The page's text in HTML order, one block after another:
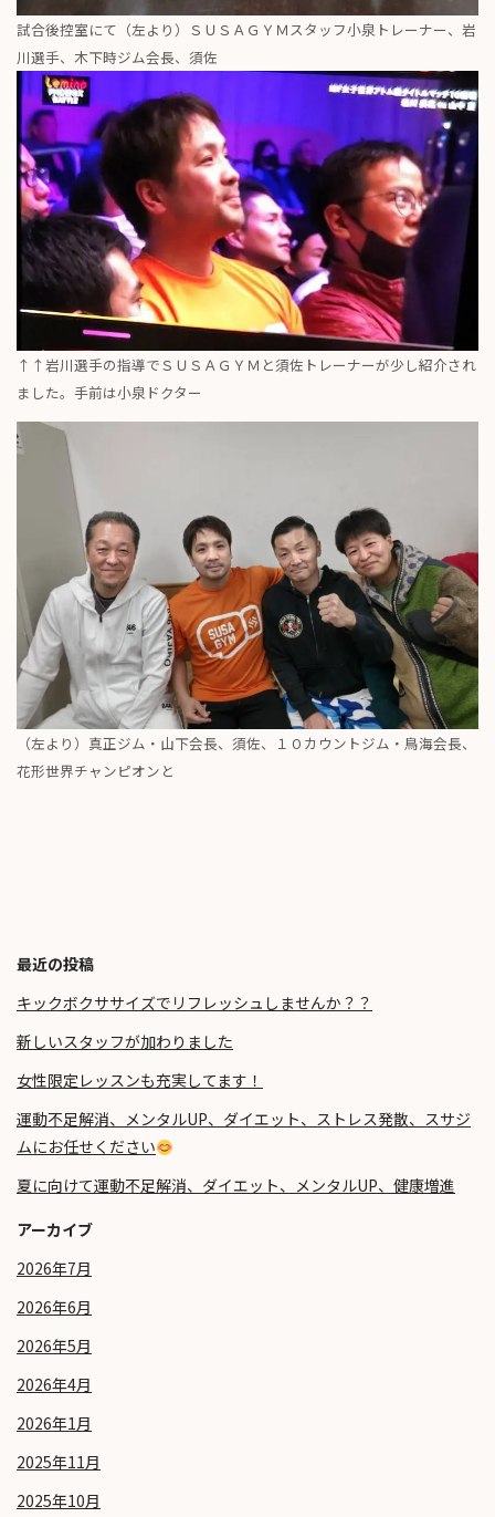
試合後控室にて（左より）ＳＵＳＡＧＹＭスタッフ小泉トレーナー、岩
川選手、木下時ジム会長、須佐
↑↑岩川選手の指導でＳＵＳＡＧＹＭと須佐トレーナーが少し紹介され
ました。手前は小泉ドクター
（左より）真正ジム・山下会長、須佐、１０カウントジム・鳥海会長、
花形世界チャンピオンと
最近の投稿
キックボクササイズでリフレッシュしませんか？？
新しいスタッフが加わりました
女性限定レッスンも充実してます！
運動不足解消、メンタルUP、ダイエット、ストレス発散、スサジ
ムにお任せください
夏に向けて運動不足解消、ダイエット、メンタルUP、健康増進
アーカイブ
2026年7月
2026年6月
2026年5月
2026年4月
2026年1月
2025年11月
2025年10月